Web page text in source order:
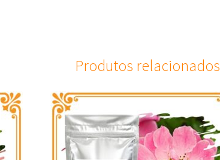
Produtos relacionados